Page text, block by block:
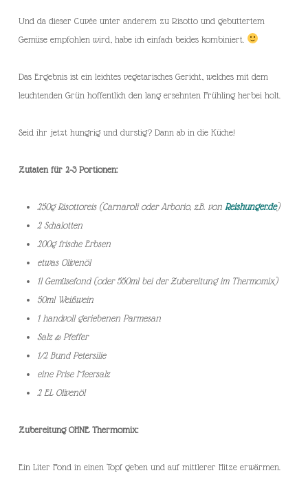
Und da dieser Cuvée unter anderem zu Risotto und gebuttertem
Gemüse empfohlen wird, habe ich einfach beides kombiniert.
Das Ergebnis ist ein leichtes vegetarisches Gericht, welches mit dem
leuchtenden Grün hoffentlich den lang ersehnten Frühling herbei holt.
Seid ihr jetzt hungrig und durstig? Dann ab in die Küche!
Zutaten für 2-3 Portionen:
250g Risottoreis (Carnaroli oder Arborio, z.B. von Reishunger.de)
2 Schalotten
200g frische Erbsen
etwas Olivenöl
1l Gemüsefond (oder 550ml bei der Zubereitung im Thermomix)
50ml Weißwein
1 handvoll geriebenen Parmesan
Salz & Pfeffer
1/2 Bund Petersilie
eine Prise Meersalz
2 EL Olivenöl
Zubereitung OHNE Thermomix:
Ein Liter Fond in einen Topf geben und auf mittlerer Hitze erwärmen.